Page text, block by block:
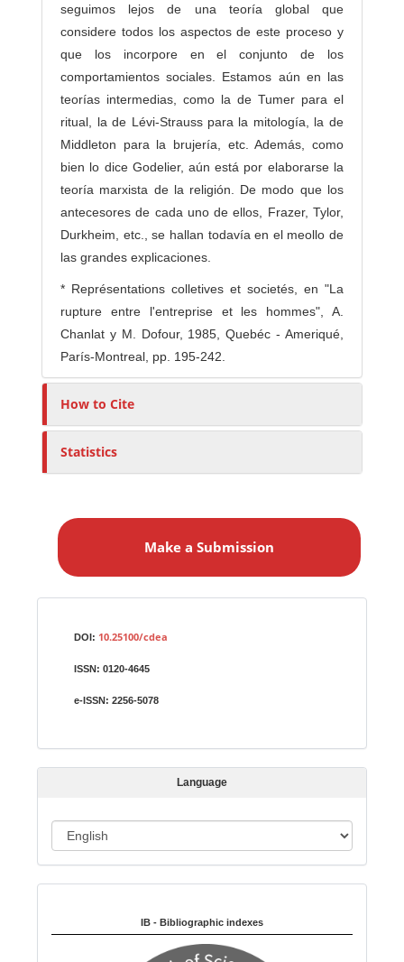
seguimos lejos de una teoría global que
considere todos los aspectos de este proceso y
que los incorpore en el conjunto de los
comportamientos sociales. Estamos aún en las
teorías intermedias, como la de Tumer para el
ritual, la de Lévi-Strauss para la mitología, la de
Middleton para la brujería, etc. Además, como
bien lo dice Godelier, aún está por elaborarse la
teoría marxista de la religión. De modo que los
antecesores de cada uno de ellos, Frazer, Tylor,
Durkheim, etc., se hallan todavía en el meollo de
las grandes explicaciones.
* Représentations colletives et societés, en "La
rupture entre l'entreprise et les hommes", A.
Chanlat y M. Dofour, 1985, Quebéc - Ameriqué,
París-Montreal, pp. 195-242.
How to Cite
Statistics
a
s
i
Make a Submission
DOI: 10.25100/cdea
ISSN:0120-4645
e-ISSN: 2256-5078
Language
a
u
a
IB - Bibliographic indexes